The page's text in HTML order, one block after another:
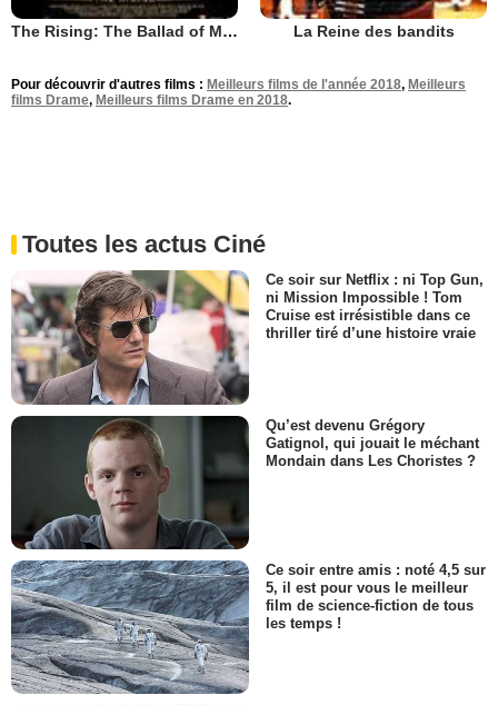
The Rising: The Ballad of Mangal Pandey La Reine des bandits
Pour découvrir d'autres films : Meilleurs films de l'année 2018, Meilleurs
films Drame, Meilleurs films Drame en 2018.
Toutes les actus Ciné
Ce soir sur Netflix : ni Top Gun,
ni Mission Impossible ! Tom
Cruise est irrésistible dans ce
thriller tiré d’une histoire vraie
Qu’est devenu Grégory
Gatignol, qui jouait le méchant
Mondain dans Les Choristes ?
Ce soir entre amis : noté 4,5 sur
5, il est pour vous le meilleur
film de science-fiction de tous
les temps !